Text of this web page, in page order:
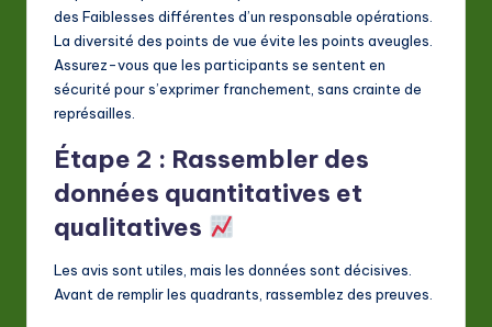
des Faiblesses différentes d’un responsable opérations.
La diversité des points de vue évite les points aveugles.
Assurez-vous que les participants se sentent en
sécurité pour s’exprimer franchement, sans crainte de
représailles.
Étape 2 : Rassembler des
données quantitatives et
qualitatives
Les avis sont utiles, mais les données sont décisives.
Avant de remplir les quadrants, rassemblez des preuves.